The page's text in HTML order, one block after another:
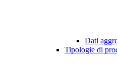
Dati
Tipologie di